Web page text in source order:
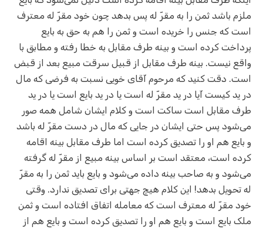
ملزم باشد ثمن را به مقرّ‌ له پس بدهد چون خود مقرّ له معترف
است که جنس را خریده است و ثمن را هم به حق به بایع
پرداخت کرده است و بینه طرف مقابل به خطا رفته و مطابق با
واقع نیست. بینه طرف مقابل از قبیل سرقت مبیع بعد از قبض
است. دقت کنید که مرحوم آقای خویی نسبت به فرضی که مال
در ید کیست آیا در ید مقرّ له است یا در ید بایع است یا در ید
طرف مقابل است ساکت است و کلام ایشان شامل همه صور
می‌شود پس حتی ایشان در جایی که مال در دست مقرّ‌ له باشد
و بایع هم او را تصدیق کرده است اما طرف مقابل بینه اقامه
کرده است، معتقد است بر اساس بینه مبیع از مقرّ له گرفته
می‌شود و به صاحب بینه داده می‌شود و بایع باید ثمن را به مقرّ‌
له تحویل بدهد! این کلام هیچ جهتی برای تصدیق ندارد. وقتی
خود مقرّ له معترف است که معامله اتفاق افتاده است و ثمن
ملک بایع است و بایع هم او را تصدیق کرده است و بایع هم از